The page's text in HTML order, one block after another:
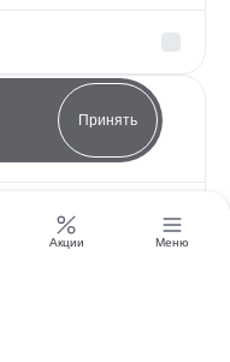
Акции Меню
Принять